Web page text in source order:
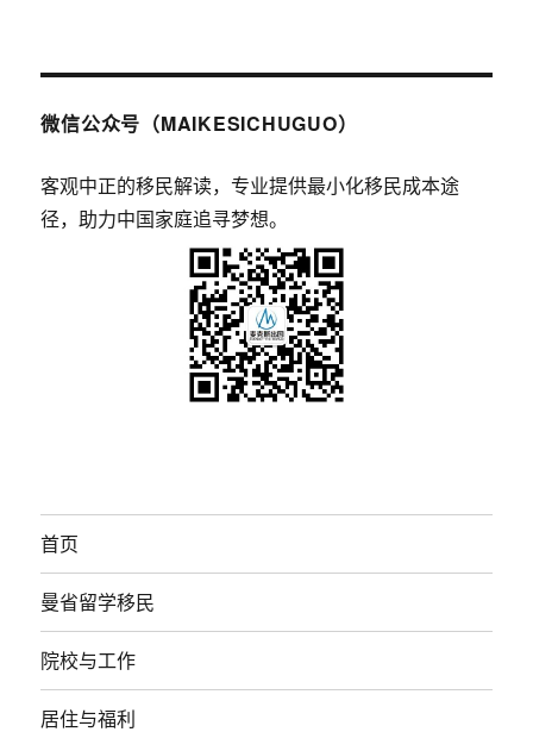
微信公众号（MAIKESICHUGUO）
客观中正的移民解读，专业提供最小化移民成本途
径，助力中国家庭追寻梦想。
首页
曼省留学移民
院校与工作
居住与福利